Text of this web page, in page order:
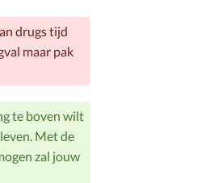
drugs tijd
maar pak
te boven wilt
Met de
zal jouw